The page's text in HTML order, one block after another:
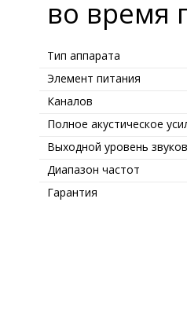
во время
Тип аппарата
Элемент питания
Каналов
Полное акустическое
Выходной уровень
Диапазон частот
Гарантия